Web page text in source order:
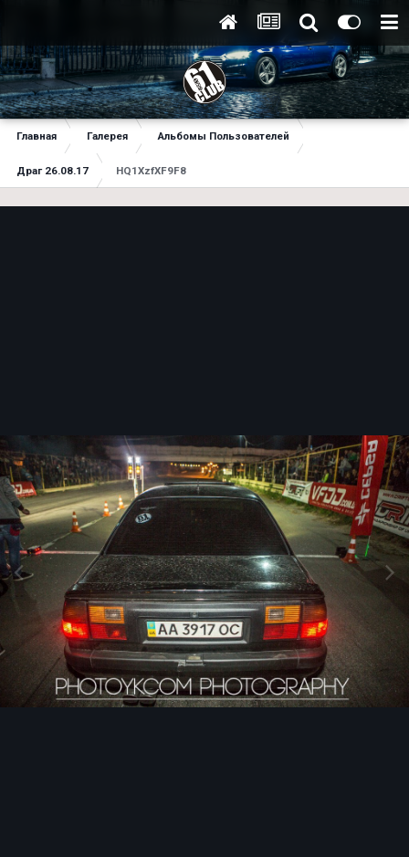
Главная Галерея Альбомы Пользователей
Драг 26.08.17 HQ1XzfXF9F8